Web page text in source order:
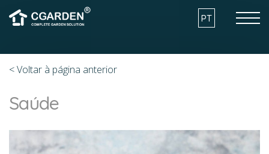
PT
< Voltar à página anterior
Saúde